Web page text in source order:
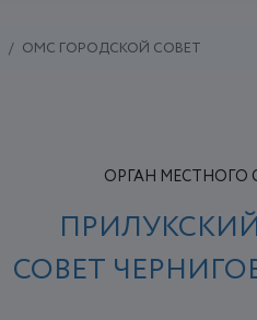
ОМС ГОРОДСКОЙ СОВЕТ
ОРГАН МЕСТНОГО
СОВЕТ